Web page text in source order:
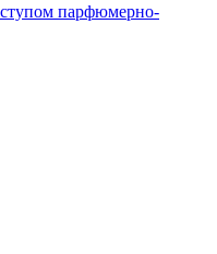
парфюмерно-